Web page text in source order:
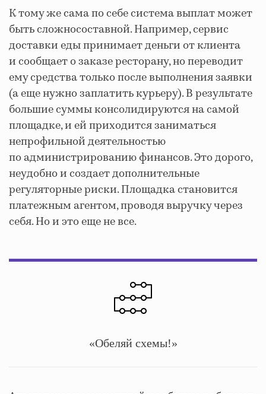
К тому же сама по себе система выплат может
быть сложносоставной. Например, сервис
доставки еды принимает деньги от клиента
и сообщает о заказе ресторану, но переводит
ему средства только после выполнения заявки
(а еще нужно заплатить курьеру). В результате
большие суммы консолидируются на самой
площадке, и ей приходится заниматься
непрофильной деятельностью
по администрированию финансов. Это дорого,
неудобно и создает дополнительные
регуляторные риски. Площадка становится
платежным агентом, проводя выручку через
себя. Но и это еще не все.
«Обеляй схемы!»